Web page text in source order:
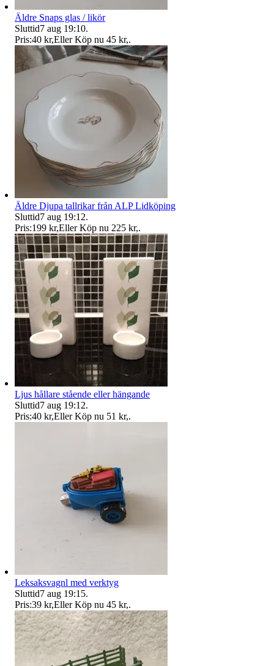
Äldre Snaps glas / likör
Sluttid7 aug 19:10.
Pris:40 kr,Eller Köp nu 45 kr,.
Äldre Djupa tallrikar från ALP Lidköping
Sluttid7 aug 19:12.
Pris:199 kr,Eller Köp nu 225 kr,.
Ljus hållare stående eller hängande
Sluttid7 aug 19:12.
Pris:40 kr,Eller Köp nu 51 kr,.
Leksaksvagnl med verktyg
Sluttid7 aug 19:15.
Pris:39 kr,Eller Köp nu 45 kr,.